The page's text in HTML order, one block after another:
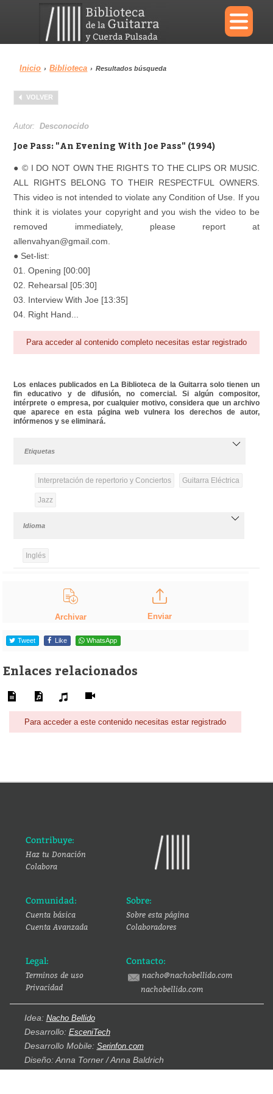
×
Menu
Biblioteca
Área personal Reproductor
Inicio › Biblioteca › Resultados búsqueda
VOLVER
Autor:Desconocido
Joe Pass: "An Evening With Joe Pass" (1994)
● © I DO NOT OWN THE RIGHTS TO THE CLIPS OR MUSIC.
ALL RIGHTS BELONG TO THEIR RESPECTFUL OWNERS.
This video is not intended to violate any Condition of Use. If you
think it is violates your copyright and you wish the video to be
removed immediately, please report at
allenvahyan@gmail.com.
● Set-list:
01. Opening [00:00]
02. Rehearsal [05:30]
03. Interview With Joe [13:35]
04. Right Hand...
Para acceder al contenido completo necesitas estar registrado
Los enlaces publicados en La Biblioteca de la Guitarra solo tienen un
fin educativo y de difusión, no comercial. Si algún compositor,
intérprete o empresa, por cualquier motivo, considera que un archivo
que aparece en esta página web vulnera los derechos de autor,
infórmenos y se eliminará.
Etiquetas
Interpretación de repertorio y Conciertos Guitarra Eléctrica
Jazz
Idioma
Inglés
Archivar Enviar
Tweet Like WhatsApp
Enlaces relacionados
Para acceder a este contenido necesitas estar registrado
Contribuye:
Haz tu Donación
Colabora
Comunidad:
Cuenta básica
Cuenta Avanzada
Sobre:
Sobre esta página
Colaboradores
Legal:
Terminos de uso
Privacidad
Contacto:
nacho@nachobellido.com
nachobellido.com
Idea: Nacho Bellido
Desarrollo: EsceniTech
Desarrollo Mobile: Serinfon.com
Diseño: Anna Torner / Anna Baldrich